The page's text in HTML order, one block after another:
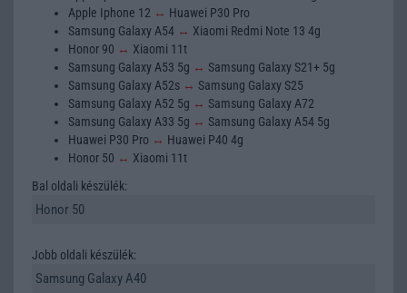
Apple Iphone 12 ↔ Huawei P30 Pro
Samsung Galaxy A54 ↔ Xiaomi Redmi Note 13 4g
Honor 90 ↔ Xiaomi 11t
Samsung Galaxy A53 5g ↔ Samsung Galaxy S21+ 5g
Samsung Galaxy A52s ↔ Samsung Galaxy S25
Samsung Galaxy A52 5g ↔ Samsung Galaxy A72
Samsung Galaxy A33 5g ↔ Samsung Galaxy A54 5g
Huawei P30 Pro ↔ Huawei P40 4g
Honor 50 ↔ Xiaomi 11t
Bal oldali készülék:
Jobb oldali készülék: